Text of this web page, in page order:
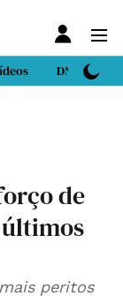
DN Sport
de
últimos
peritos